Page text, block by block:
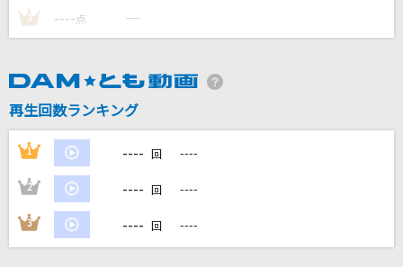
Northern lights
林原めぐみ
コンタクトケース
なんでもないよ、
3 ---- 点 ----
再生回数ランキング
1 ---- 回 ----
2 ---- 回 ----
3 ---- 回 ----